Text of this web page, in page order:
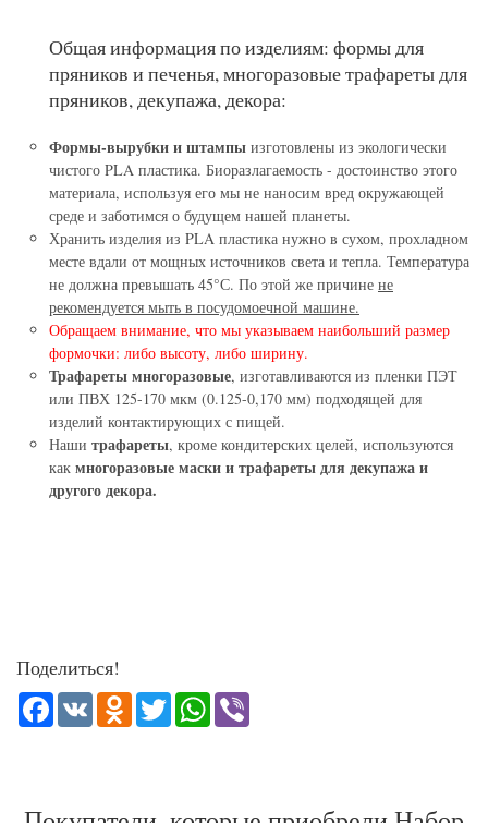
Общая информация по изделиям: формы для
пряников и печенья, многоразовые трафареты для
пряников, декупажа, декора:
Формы-вырубки и штампы изготовлены из экологически
чистого PLA пластика. Биоразлагаемость - достоинство этого
материала, используя его мы не наносим вред окружающей
среде и заботимся о будущем нашей планеты.
Хранить изделия из PLA пластика нужно в сухом, прохладном
месте вдали от мощных источников света и тепла. Температура
не должна превышать 45°С. По этой же причине не
рекомендуется мыть в посудомоечной машине.
Обращаем внимание, что мы указываем наибольший размер
формочки: либо высоту, либо ширину.
Трафареты многоразовые, изготавливаются из пленки ПЭТ
или ПВХ 125-170 мкм (0.125-0,170 мм) подходящей для
изделий контактирующих с пищей.
Наши трафареты, кроме кондитерских целей, используются
как многоразовые маски и трафареты для декупажа и
другого декора.
Поделиться!
Facebook
VK Odnoklassniki
TwitterWhatsApp